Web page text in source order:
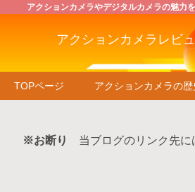
アクションカメラやデジタルカメラの魅力
アクションカメラレビ
TOPページ アクションカメラの歴
※お断り 当ブログのリンク先